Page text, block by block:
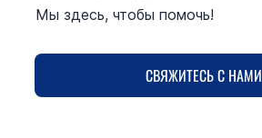
Мы здесь, чтобы помочь!
СВЯЖИТЕСЬ С НАМИ